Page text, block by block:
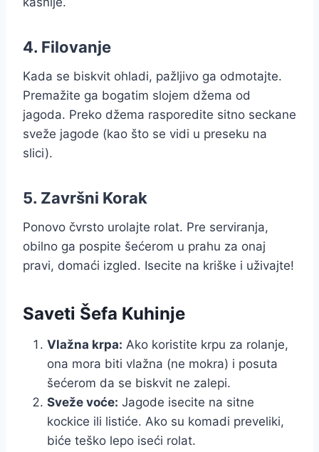
4. Filovanje
Kada se biskvit ohladi, pažljivo ga odmotajte.
Premažite ga bogatim slojem džema od
jagoda. Preko džema rasporedite sitno seckane
sveže jagode (kao što se vidi u preseku na
slici).
5. Završni Korak
Ponovo čvrsto urolajte rolat. Pre serviranja,
obilno ga pospite šećerom u prahu za onaj
pravi, domaći izgled. Isecite na kriške i uživajte!
Saveti Šefa Kuhinje
Vlažna krpa: Ako koristite krpu za rolanje,
ona mora biti vlažna (ne mokra) i posuta
šećerom da se biskvit ne zalepi.
Sveže voće: Jagode isecite na sitne
kockice ili listiće. Ako su komadi preveliki,
biće teško lepo iseći rolat.